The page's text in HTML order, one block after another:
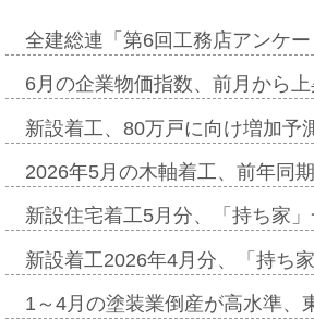
全建総連「第6回工務店アンケ
6月の企業物価指数、前月から
新設着工、80万戸に向け増加
2026年5月の木軸着工、前年同
新設住宅着工5月分、「持ち家
新設着工2026年4月分、「持ち
1～4月の塗装業倒産が高水準